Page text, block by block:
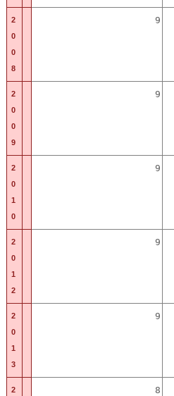
2
0
0
8
9
2
0
0
9
9
2
0
1
0
9
2
0
1
2
9
2
0
1
3
9
2
8